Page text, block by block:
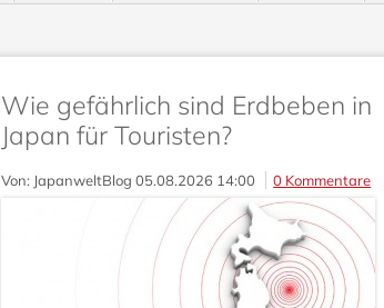
Wie gefährlich sind Erdbeben in
Japan für Touristen?
Von: JapanweltBlog05.08.2026 14:00 0 Kommentare